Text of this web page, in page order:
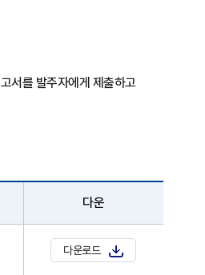
서를 발주자에게 제출하고
다운
다운로드